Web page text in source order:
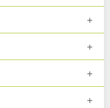
+
+
+
+